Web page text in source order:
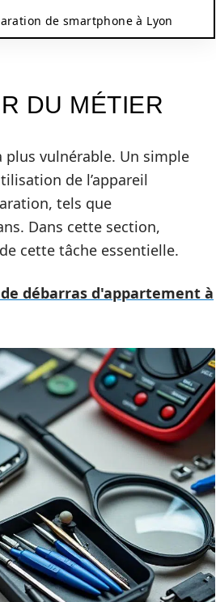
de smartphone à Lyon
DU MÉTIER
plus vulnérable. Un simple
de l’appareil
tels que
Dans cette section,
cette tâche essentielle.
débarras d'appartement à